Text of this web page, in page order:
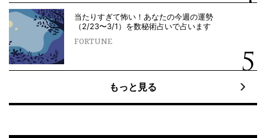
当たりすぎて怖い！あなたの今週の運勢
（2/23〜3/1）を数秘術占いで占います
FORTUNE
もっと見る